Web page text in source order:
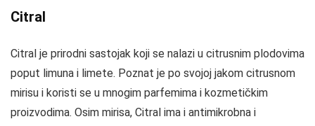
Citral
Citral je prirodni sastojak koji se nalazi u citrusnim plodovima
poput limuna i limete. Poznat je po svojoj jakom citrusnom
mirisu i koristi se u mnogim parfemima i kozmetičkim
proizvodima. Osim mirisa, Citral ima i antimikrobna i